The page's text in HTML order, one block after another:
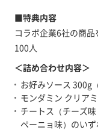
■特典内容
コラボ企業6社の商
100人
＜詰め合わせ内容＞
お好みソース 300g
モンダミン クリア
チートス（チーズ
ペーニョ味）のい